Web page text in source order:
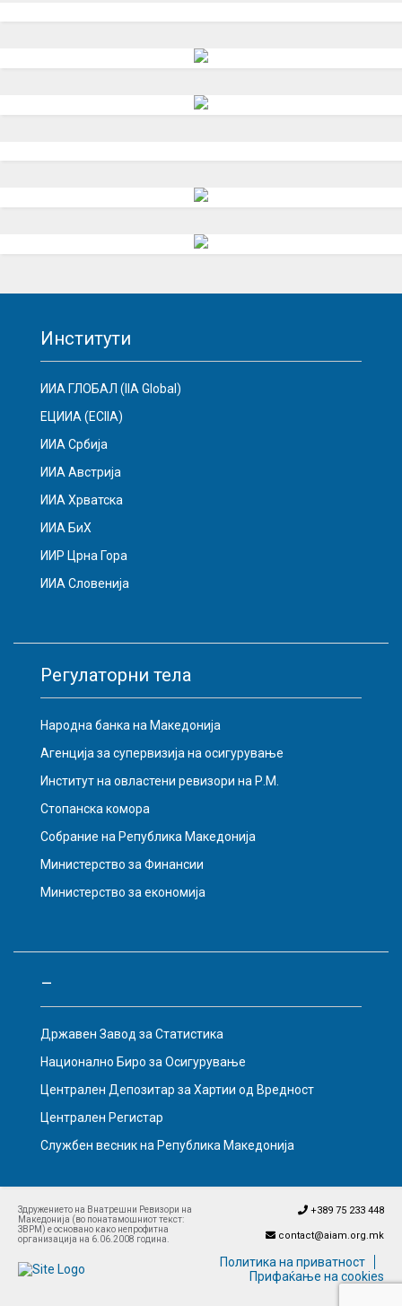
Институти
ИИА ГЛОБАЛ (IIA Global)
ЕЦИИА (ECIIA)
ИИА Србија
ИИА Австрија
ИИА Хрватска
ИИА БиХ
ИИР Црна Гора
ИИА Словенија
Регулаторни тела
Народна банка на Македонија
Агенција за супервизија на осигурување
Институт на овластени ревизори на Р.М.
Стопанска комора
Собрание на Република Македонија
Министерство за Финансии
Министерство за економија
–
Државен Завод за Статистика
Национално Биро за Осигурување
Централен Депозитар за Хартии од Вредност
Централен Регистар
Службен весник на Република Македонија
Здружението на Внатрешни Ревизори на
Македонија (во понатамошниот текст:
ЗВРМ) е основано како непрофитна
организација на 6.06.2008 година.
+389 75 233 448
contact@aiam.org.mk
Политика на приватност
Прифаќање на cookies